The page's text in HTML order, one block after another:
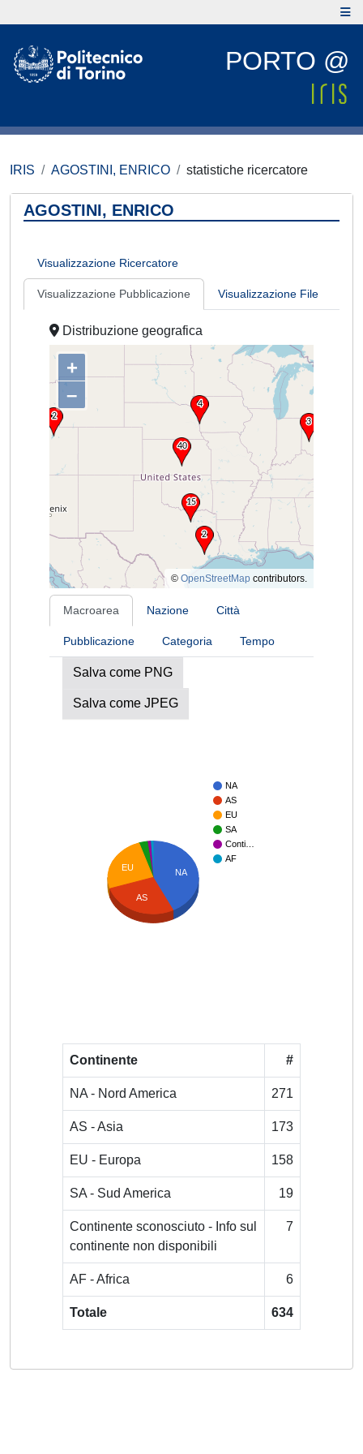
PORTO @
IRIS AGOSTINI, ENRICO statistiche ricercatore
AGOSTINI, ENRICO
Visualizzazione Ricercatore
Visualizzazione Pubblicazione Visualizzazione File
Distribuzione geografica
+
–
© OpenStreetMap contributors.
Macroarea Nazione Città
Pubblicazione Categoria Tempo
Salva come PNG
Salva come JPEG
NA
AS
EU
SA
Conti…
AF
NA
EU
AS
Continente #
NA - Nord America 271
AS - Asia 173
EU - Europa 158
SA - Sud America 19
Continente sconosciuto - Info sul
continente non disponibili
7
AF - Africa 6
Totale 634